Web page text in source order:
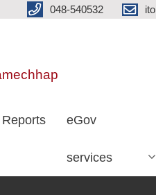
048-540532
Reports eGov
services